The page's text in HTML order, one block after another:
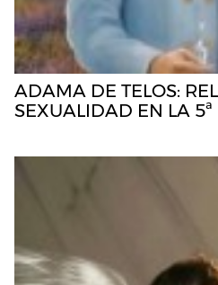
ADAMA DE TELOS:
SEXUALIDAD EN LA